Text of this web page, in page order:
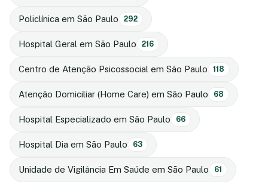
Policlínica em São Paulo 292
Hospital Geral em São Paulo 216
Centro de Atenção Psicossocial em São Paulo 118
Atenção Domiciliar (Home Care) em São Paulo 68
Hospital Especializado em São Paulo 66
Hospital Dia em São Paulo 63
Unidade de Vigilância Em Saúde em São Paulo 61